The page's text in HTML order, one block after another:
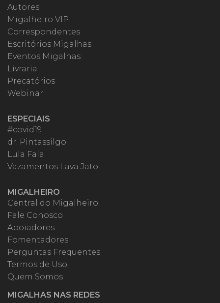
Autores
Migalheiro VIP
Correspondentes
Escritórios Migalhas
Eventos Migalhas
Livraria
Precatórios
Webinar
ESPECIAIS
#covid19
dr. Pintassilgo
Lula Fala
Vazamentos Lava Jato
MIGALHEIRO
Central do Migalheiro
Fale Conosco
Apoiadores
Fomentadores
Perguntas Frequentes
Termos de Uso
Quem Somos
MIGALHAS NAS REDES